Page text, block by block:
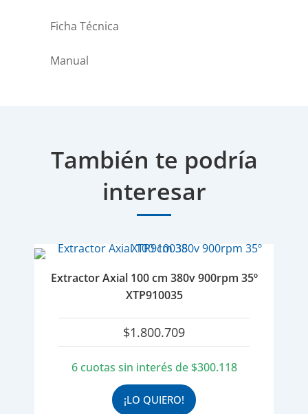
Ficha Técnica
Manual
También te podría
interesar
Extractor Axial 100 cm 380v 900rpm 35º
XTP910035
$1.800.709
6 cuotas sin interés de $300.118
¡LO QUIERO!